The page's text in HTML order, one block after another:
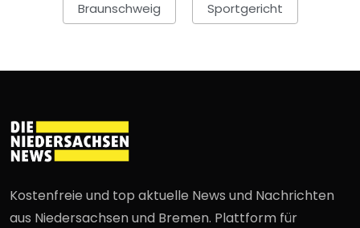
Braunschweig Sportgericht
Kostenfreie und top aktuelle News und Nachrichten
aus Niedersachsen und Bremen. Plattform für